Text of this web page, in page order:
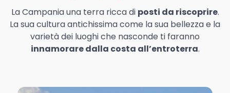
La Campania una terra ricca di posti da riscoprire.
La sua cultura antichissima come la sua bellezza e la
varietà dei luoghi che nasconde ti faranno
innamorare dalla costa all’entroterra.